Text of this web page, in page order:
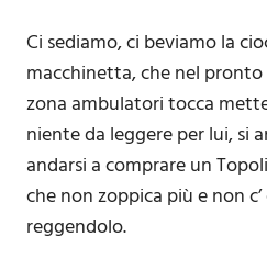
Ci sediamo, ci beviamo la
macchinetta, che nel pronto
zona ambulatori tocca
niente da leggere per lui, si
andarsi a comprare un
che non zoppica più e non
reggendolo.